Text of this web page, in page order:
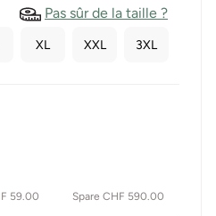
Pas sûr de la taille ?
XL XXL 3XL
59.00 Spare CHF 590.00